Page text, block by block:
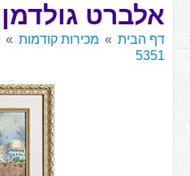
אלברט גולדמן
דף הבית מכירות קודמות
5351